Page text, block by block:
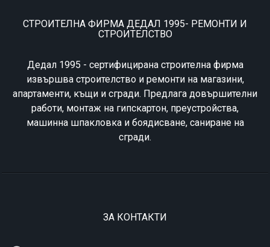
СТРОИТЕЛНА ФИРМА ДЕДАЛ 1995- РЕМОНТИ И
СТРОИТЕЛСТВО
Дедал 1995 - сертифицирана строителна фирма
извършва строителство и ремонти на магазини,
апартаменти, къщи и сгради. Предлага довършителни
работи, монтаж на гипскартон, преустройства,
машинна шпакловка и боядисване, саниране на
сгради.
ЗА КОНТАКТИ